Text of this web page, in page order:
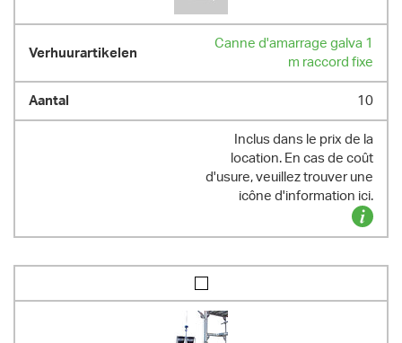
Canne d'amarrage galva 1
m raccord fixe
10
Inclus dans le prix de la
location. En cas de coût
d'usure, veuillez trouver une
icône d'information ici.